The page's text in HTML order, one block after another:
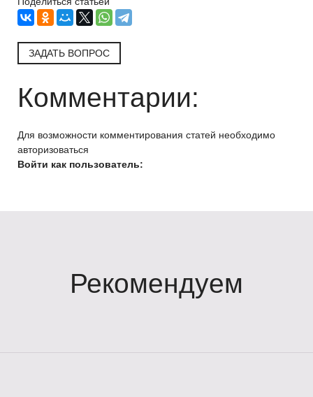
ЗАДАТЬ ВОПРОС
Комментарии:
Для возможности комментирования статей необходимо
авторизоваться
Войти как пользователь:
Рекомендуем